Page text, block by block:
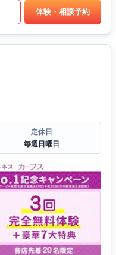
体験・相談予約
定休日
毎週日曜日